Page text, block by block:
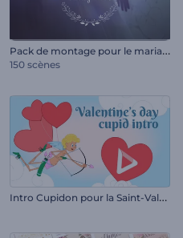
P
ack de montage pour le mariage de rêve
150 scènes
I
ntro Cupidon pour la Saint-Valentin